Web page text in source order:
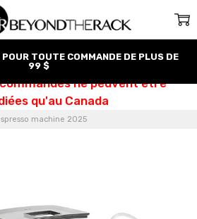
TOUTE COMMANDE DE PLUS DE
99 $
ne peuvent être
qu'au Canada
machine 2025